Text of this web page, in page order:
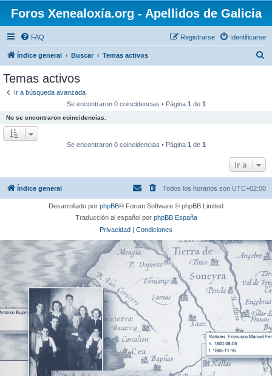
Foros Xenealoxía.org - Apellidos de Galicia
FAQ Identificarse
Registrarse
Índice general Buscar Temas activos
Temas activos
Ir a búsqueda avanzada
Se encontraron 0 coincidencias • Página 1 de 1
No se encontraron coincidencias.
Se encontraron 0 coincidencias • Página 1 de 1
Ir a
Índice general Todos los horarios son UTC+02:00
Desarrollado por phpBB® Forum Software © phpBB Limited
Traducción al español por phpBB España
Privacidad | Condiciones